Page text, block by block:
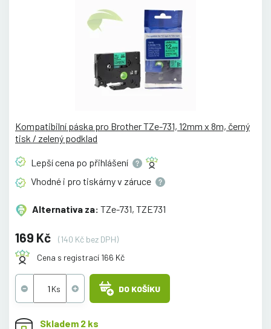
Kompatibilní páska pro Brother TZe-731, 12mm x 8m, černý
tisk / zelený podklad
Lepší cena po přihlášení
Vhodné i pro tiskárny v záruce
Alternativa za: TZe-731, TZE731
169 Kč
(140 Kč bez DPH)
Cena s registrací 166 Kč
DO KOŠÍKU
Skladem 2 ks